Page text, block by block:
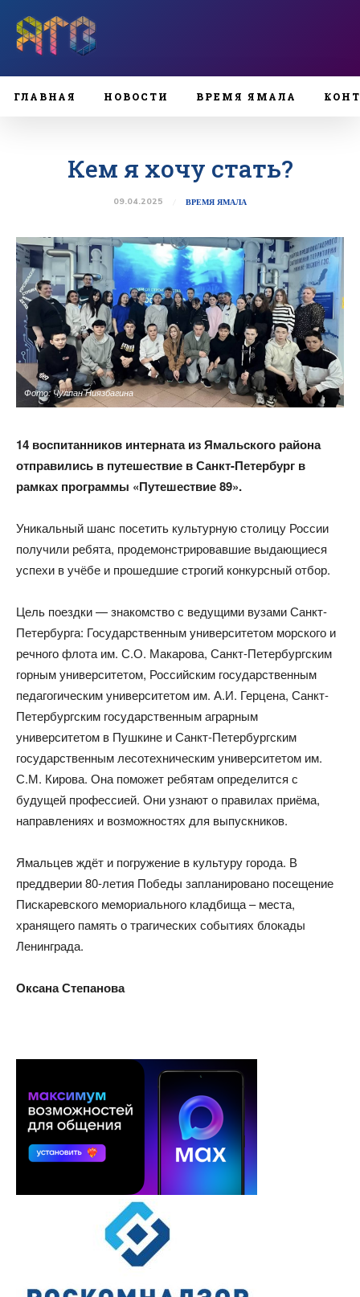
ГЛАВНАЯ НОВОСТИ ВРЕМЯ ЯМАЛА
Кем я хочу стать?
09.04.2025 ВРЕМЯ ЯМАЛА
Фото: Чулпан Ниязбагина
14 воспитанников интерната из Ямальского района
отправились в путешествие в Санкт-Петербург в
рамках программы «Путешествие 89».
Уникальный шанс посетить культурную столицу России
получили ребята, продемонстрировавшие выдающиеся
успехи в учёбе и прошедшие строгий конкурсный отбор.
Цель поездки — знакомство с ведущими вузами Санкт-
Петербурга: Государственным университетом морского и
речного флота им. С.О. Макарова, Санкт-Петербургским
горным университетом, Российским государственным
педагогическим университетом им. А.И. Герцена, Санкт-
Петербургским государственным аграрным
университетом в Пушкине и Санкт-Петербургским
государственным лесотехническим университетом им.
С.М. Кирова. Она поможет ребятам определится с
будущей профессией. Они узнают о правилах приёма,
направлениях и возможностях для выпускников.
Ямальцев ждёт и погружение в культуру города. В
преддверии 80-летия Победы запланировано посещение
Пискаревского мемориального кладбища – места,
хранящего память о трагических событиях блокады
Ленинграда.
Оксана Степанова